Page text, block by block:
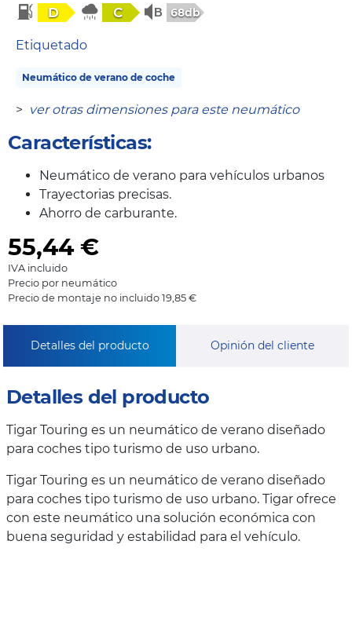
D C 68db
Etiquetado
Neumático de verano de coche
> ver otras dimensiones para este neumático
Características:
Neumático de verano para vehículos urbanos
Trayectorias precisas.
Ahorro de carburante.
55,44€
IVA incluido
Precio por neumático
Precio de montaje no incluido 19,85 €
Detalles del producto Opinión del cliente
Detalles del producto
Tigar Touring es un neumático de verano diseñado
para coches tipo turismo de uso urbano.
Tigar Touring es un neumático de verano diseñado
para coches tipo turismo de uso urbano. Tigar ofrece
con este neumático una solución económica con
buena seguridad y estabilidad para el vehículo.